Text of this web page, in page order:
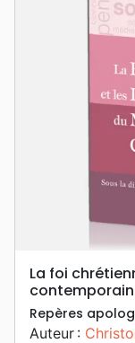
La foi
contemporain
Repères
Auteur :